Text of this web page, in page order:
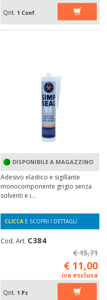
Qnt. 1 Conf.
DISPONIBILE A MAGAZZINO
Adesivo elastico e sigillante
monocomponente grigio senza
solventi e i...
CLICCA E SCOPRI I DETTAGLI
Cod. Art. C384
€ 15,71
€ 11,00
iva esclusa
Qnt. 1 Pz